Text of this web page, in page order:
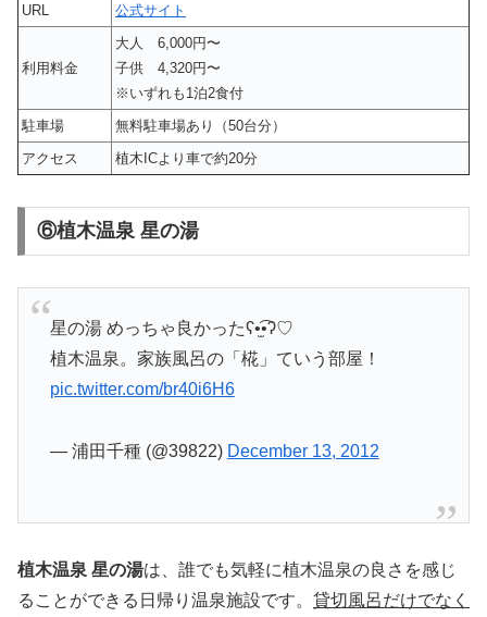
URL
公式サイト
利用料金
大人 6,000円〜
子供 4,320円〜
※いずれも1泊2食付
駐車場
無料駐車場あり（50台分）
アクセス
植木ICより車で約20分
⑥植木温泉 星の湯
星の湯 めっちゃ良かったʕ•̫͡•ʔ♡
植木温泉。家族風呂の「椛」ていう部屋！
pic.twitter.com/br40i6H6
— 浦田千種 (@39822) December 13, 2012
植木温泉 星の湯は、誰でも気軽に植木温泉の良さを感じ
ることができる日帰り温泉施設です。 貸切風呂だけでなく